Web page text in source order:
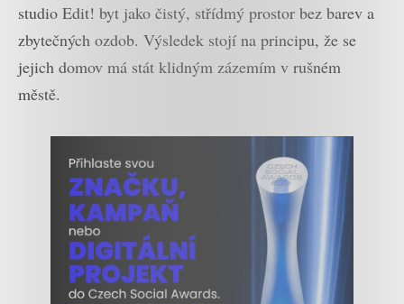
studio Edit! byt jako čistý, střídmý prostor bez barev a
zbytečných ozdob. Výsledek stojí na principu, že se
jejich domov má stát klidným zázemím v rušném
městě.